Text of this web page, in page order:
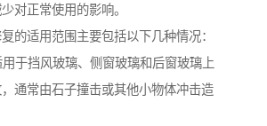
对正常使用的影响。
的适用范围主要包括以下几种情况：
于挡风玻璃、侧窗玻璃和后窗玻璃上
通常由石子撞击或其他小物体冲击造